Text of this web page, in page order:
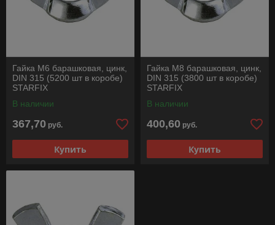
Гайка М6 барашковая, цинк,
DIN 315 (5200 шт в коробе)
STARFIX
В наличии
367,70 руб.
Купить
Гайка М8 барашковая, цинк,
DIN 315 (3800 шт в коробе)
STARFIX
В наличии
400,60 руб.
Купить